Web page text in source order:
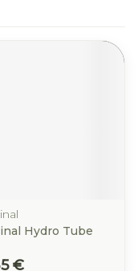
Hydro Tube
€